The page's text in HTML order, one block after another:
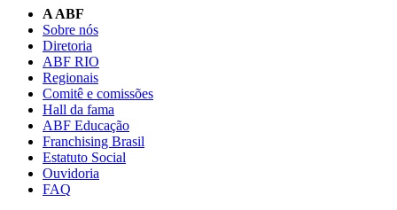
A ABF
Sobre nós
Diretoria
ABF RIO
Regionais
Comitê e comissões
Hall da fama
ABF Educação
Franchising Brasil
Estatuto Social
Ouvidoria
FAQ